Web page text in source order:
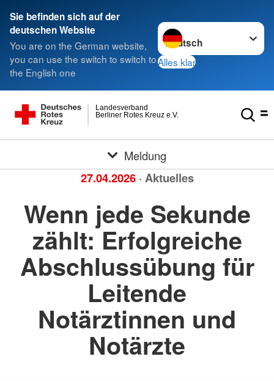
Sie befinden sich auf der
deutschen Website
You are on the German website,
you can use the switch to switch to
the English one
Sprache wechseln zu
Alles klar
Berliner Rotes Kreuz e.V.
Landesverband
Meldung
27.04.2026 · Aktuelles
Wenn jede Sekunde
zählt: Erfolgreiche
Abschlussübung für
Leitende
Notärztinnen und
Notärzte